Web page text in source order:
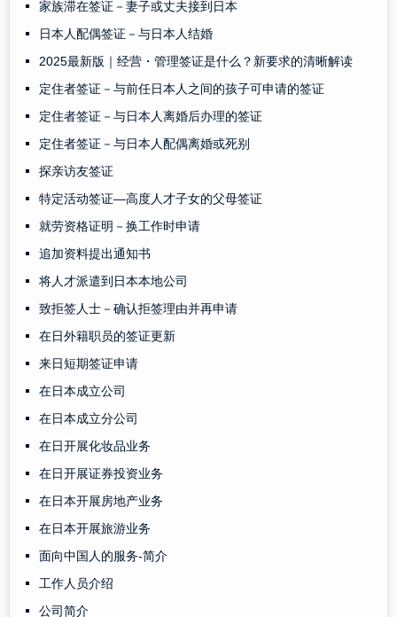
家族滞在签证－妻子或丈夫接到日本
日本人配偶签证－与日本人结婚
2025最新版｜经营・管理签证是什么？新要求的清晰解读
定住者签证－与前任日本人之间的孩子可申请的签证
定住者签证－与日本人离婚后办理的签证
定住者签证－与日本人配偶离婚或死别
探亲访友签证
特定活动签证—高度人才子女的父母签证
就劳资格证明－换工作时申请
追加资料提出通知书
将人才派遣到日本本地公司
致拒签人士－确认拒签理由并再申请
在日外籍职员的签证更新
来日短期签证申请
在日本成立公司
在日本成立分公司
在日开展化妆品业务
在日开展证券投资业务
在日本开展房地产业务
在日本开展旅游业务
面向中国人的服务-简介
工作人员介绍
公司简介